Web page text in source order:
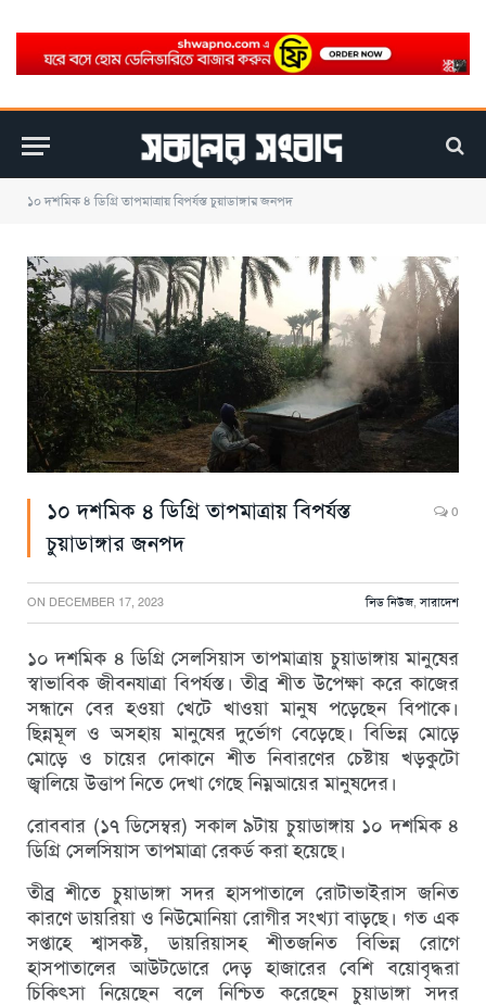
১০ দশমিক ৪ ডিগ্রি তাপমাত্রায় বিপর্যস্ত চুয়াডাঙ্গার জনপদ
১০ দশমিক ৪ ডিগ্রি তাপমাত্রায় বিপর্যস্ত
চুয়াডাঙ্গার জনপদ
0
ON DECEMBER 17, 2023 লিড নিউজ,সারাদেশ
১০ দশমিক ৪ ডিগ্রি সেলসিয়াস তাপমাত্রায় চুয়াডাঙ্গায় মানুষের
স্বাভাবিক জীবনযাত্রা বিপর্যস্ত। তীব্র শীত উপেক্ষা করে কাজের
সন্ধানে বের হওয়া খেটে খাওয়া মানুষ পড়েছেন বিপাকে।
ছিন্নমূল ও অসহায় মানুষের দুর্ভোগ বেড়েছে। বিভিন্ন মোড়ে
মোড়ে ও চায়ের দোকানে শীত নিবারণের চেষ্টায় খড়কুটো
জ্বালিয়ে উত্তাপ নিতে দেখা গেছে নিম্নআয়ের মানুষদের।
রোববার (১৭ ডিসেম্বর) সকাল ৯টায় চুয়াডাঙ্গায় ১০ দশমিক ৪
ডিগ্রি সেলসিয়াস তাপমাত্রা রেকর্ড করা হয়েছে।
তীব্র শীতে চুয়াডাঙ্গা সদর হাসপাতালে রোটাভাইরাস জনিত
কারণে ডায়রিয়া ও নিউমোনিয়া রোগীর সংখ্যা বাড়ছে। গত এক
সপ্তাহে শ্বাসকষ্ট, ডায়রিয়াসহ শীতজনিত বিভিন্ন রোগে
হাসপাতালের আউটডোরে দেড় হাজারের বেশি বয়োবৃদ্ধরা
চিকিৎসা নিয়েছেন বলে নিশ্চিত করেছেন চুয়াডাঙ্গা সদর